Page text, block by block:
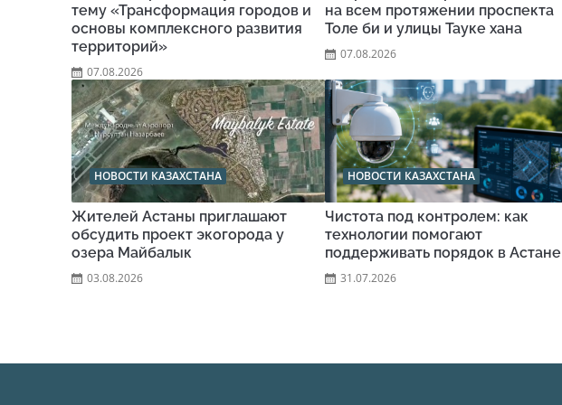
тему «Трансформация городов и
основы комплексного развития
территорий»
07.08.2026
на всем протяжении проспекта
Толе би и улицы Тауке хана
07.08.2026
НОВОСТИ КАЗАХСТАНА
Жителей Астаны приглашают
обсудить проект экогорода у
озера Майбалык
03.08.2026
НОВОСТИ КАЗАХСТАНА
Чистота под контролем: как
технологии помогают
поддерживать порядок в Астане
31.07.2026